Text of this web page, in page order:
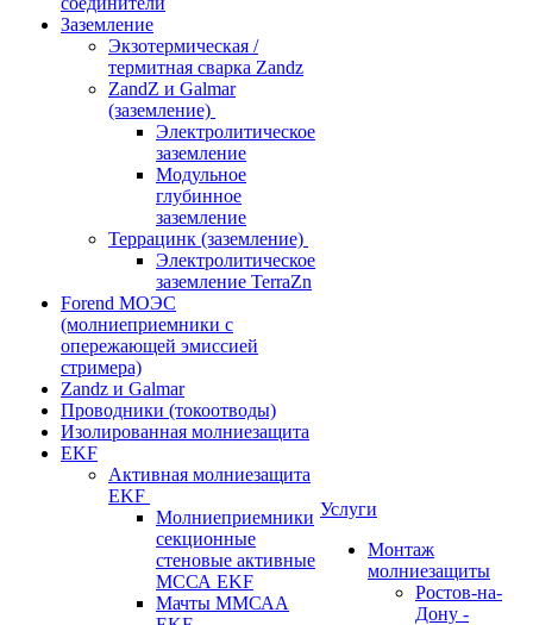
Заземление
Экзотермическая /
термитная сварка Zandz
ZandZ и Galmar
(заземление)
Электролитическое
заземление
Модульное
глубинное
заземление
Террацинк (заземление)
Электролитическое
заземление TerraZn
Forend МОЭС
(молниеприемники с
опережающей эмиссией
стримера)
Zandz и Galmar
Проводники (токоотводы)
Изолированная молниезащита
EKF
Активная молниезащита
EKF
Молниеприемники
секционные
стеновые активные
МССА EKF
Мачты ММСАА
Услуги
Монтаж
молниезащиты
Ростов-на-
Дону -